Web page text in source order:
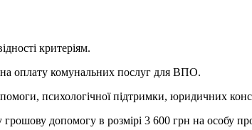
критеріям.
на оплату комунальних послуг для ВПО.
психологічної підтримки, юридичних
допомогу в розмірі 3 600 грн на особу